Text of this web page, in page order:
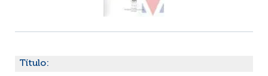
Título: